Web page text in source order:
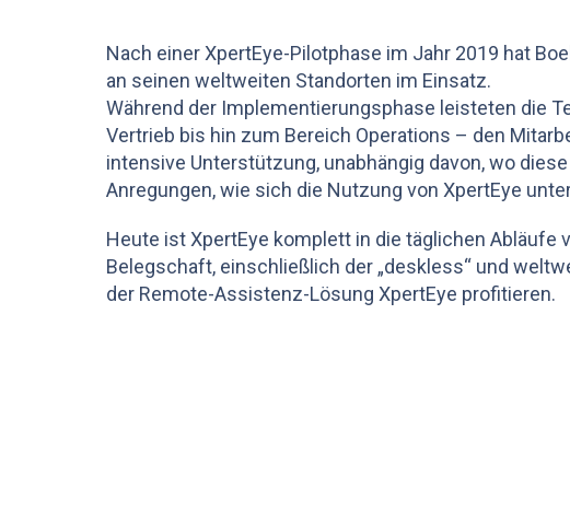
Nach einer XpertEye-Pilotphase im Jahr 2019 hat
an seinen weltweiten Standorten im Einsatz.
Während der Implementierungsphase leisteten die
Vertrieb bis hin zum Bereich Operations – den
intensive Unterstützung, unabhängig davon, wo
Anregungen, wie sich die Nutzung von XpertEye
Heute ist XpertEye komplett in die täglichen Abläufe
Belegschaft, einschließlich der „deskless“ und
der Remote-Assistenz-Lösung XpertEye profitieren.